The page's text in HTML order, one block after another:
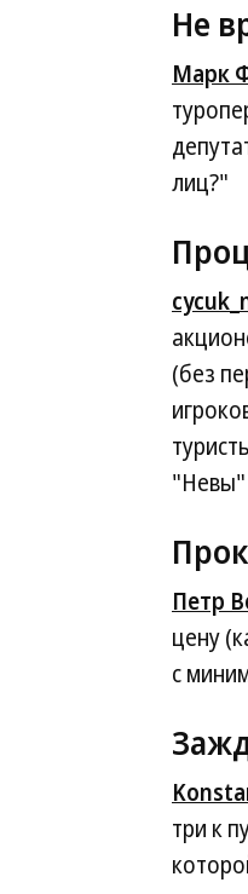
Не
Марк
лиц?"
(без
"Невы"
Петр
цену
с
три к